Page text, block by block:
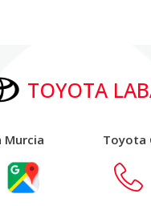
TOYOTA
Murcia Toyota